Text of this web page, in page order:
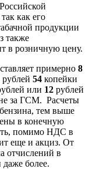
как его
продукции
также
в розничную цену.
примерно 8
рублей 54 копейки
или 12 рублей
за ГСМ. Расчеты
тем выше
в конечную
помимо НДС в
еще и акциз. От
отчислений в
более.